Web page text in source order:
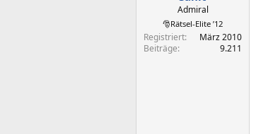
Admiral
🎅Rätsel-Elite ’12
Registriert
März 2010
Beiträge
9.211